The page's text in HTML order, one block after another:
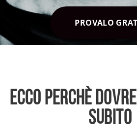
PROVALO
ECCO PERCHÈ
SUBITO